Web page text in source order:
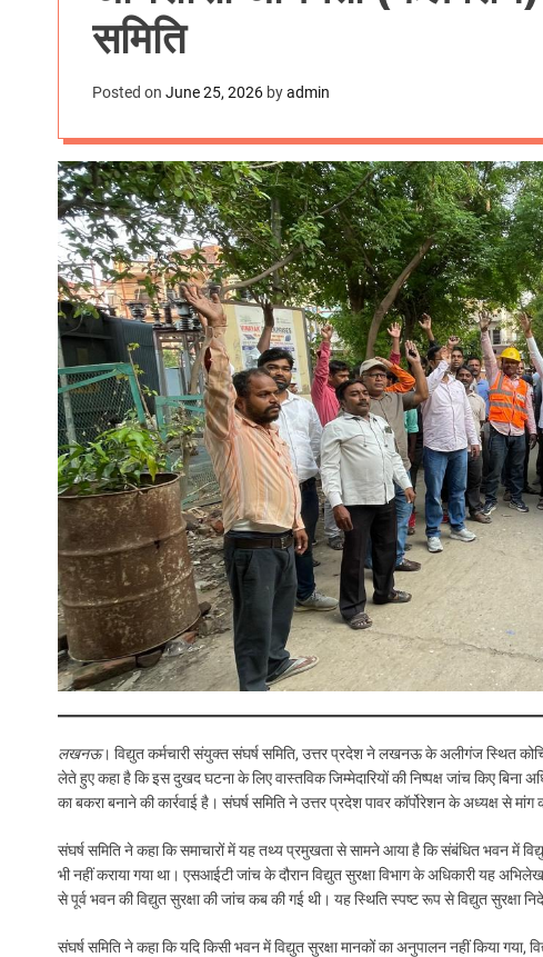
समिति
Posted on June 25, 2026 byadmin
लखनऊ। विद्युत कर्मचारी संयुक्त संघर्ष समिति, उत्तर प्रदेश ने लखनऊ के अलीगंज स्थित
लेते हुए कहा है कि इस दुखद घटना के लिए वास्तविक जिम्मेदारियों की निष्पक्ष जांच किए
का बकरा बनाने की कार्रवाई है। संघर्ष समिति ने उत्तर प्रदेश पावर कॉर्पोरेशन के अध्यक्ष से
संघर्ष समिति ने कहा कि समाचारों में यह तथ्य प्रमुखता से सामने आया है कि संबंधित भवन में
भी नहीं कराया गया था। एसआईटी जांच के दौरान विद्युत सुरक्षा विभाग के अधिकारी यह
से पूर्व भवन की विद्युत सुरक्षा की जांच कब की गई थी। यह स्थिति स्पष्ट रूप से विद्युत सुरक्षा
संघर्ष समिति ने कहा कि यदि किसी भवन में विद्युत सुरक्षा मानकों का अनुपालन नहीं किया गया,